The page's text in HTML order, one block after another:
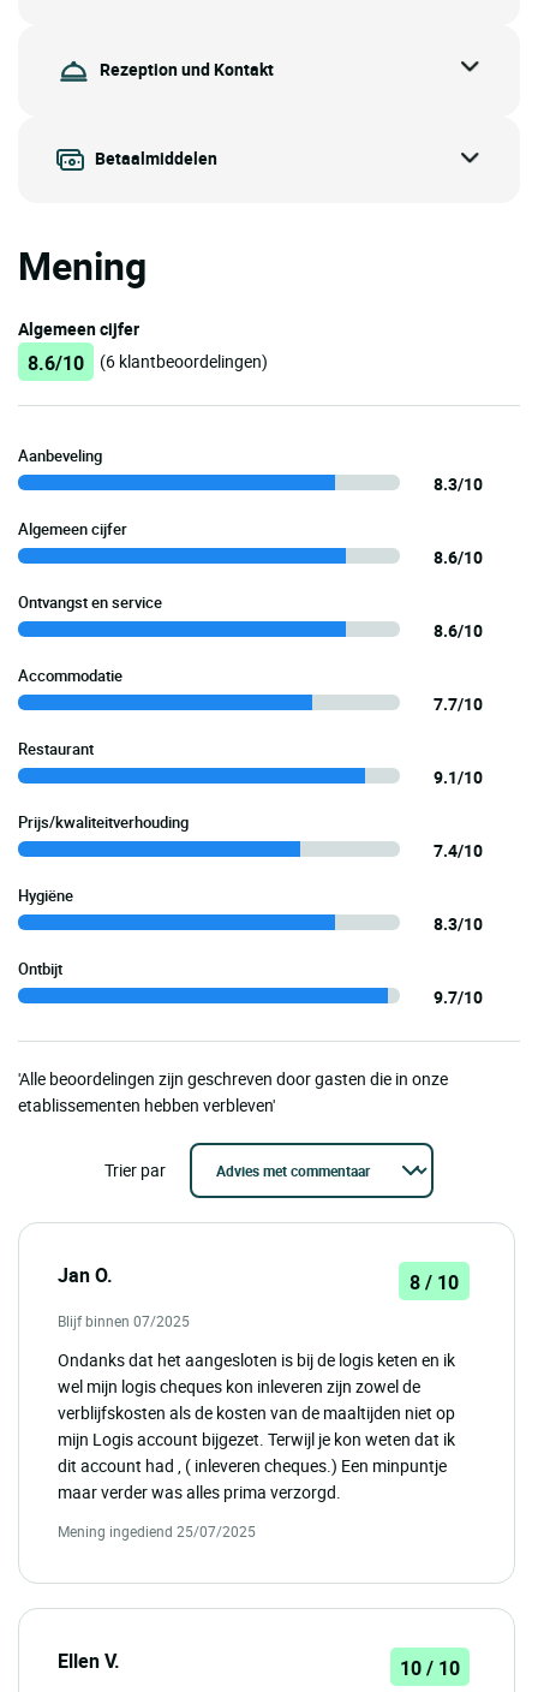
Rezeption und Kontakt
Betaalmiddelen
Mening
Algemeen cijfer
8.6/10 (6 klantbeoordelingen)
Aanbeveling
8.3/10
Algemeen cijfer
8.6/10
Ontvangst en service
8.6/10
Accommodatie
7.7/10
Restaurant
9.1/10
Prijs/kwaliteitverhouding
7.4/10
Hygiëne
8.3/10
Ontbijt
9.7/10
'Alle beoordelingen zijn geschreven door gasten die in onze
etablissementen hebben verbleven'
Trier par
Jan O. 8 / 10
Blijf binnen 07/2025
Ondanks dat het aangesloten is bij de logis keten en ik
wel mijn logis cheques kon inleveren zijn zowel de
verblijfskosten als de kosten van de maaltijden niet op
mijn Logis account bijgezet. Terwijl je kon weten dat ik
dit account had , ( inleveren cheques.) Een minpuntje
maar verder was alles prima verzorgd.
Mening ingediend 25/07/2025
Ellen V. 10 / 10